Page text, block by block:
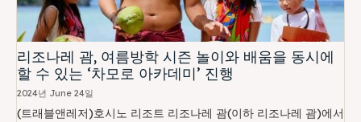
리조나레 괌, 여름방학 시즌 놀이와 배움을 동시에
할 수 있는 ‘차모로 아카데미’ 진행
2024년 June 24일
(트래블앤레저)호시노 리조트 리조나레 괌(이하 리조나레 괌)에서